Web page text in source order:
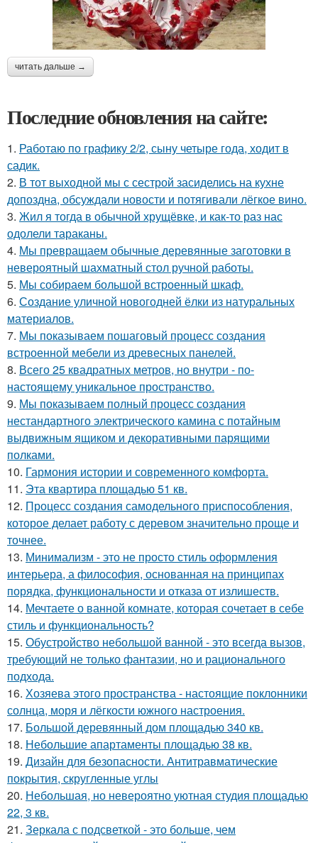
читать дальше →
Последние обновления на сайте:
1. Работаю по графику 2/2, сыну четыре года, ходит в
садик.
2. В тот выходной мы с сестрой засиделись на кухне
допоздна, обсуждали новости и потягивали лёгкое вино.
3. Жил я тогда в обычной хрущёвке, и как-то раз нас
одолели тараканы.
4. Мы превращаем обычные деревянные заготовки в
невероятный шахматный стол ручной работы.
5. Мы собираем большой встроенный шкаф.
6. Создание уличной новогодней ёлки из натуральных
материалов.
7. Мы показываем пошаговый процесс создания
встроенной мебели из древесных панелей.
8. Всего 25 квадратных метров, но внутри - по-
настоящему уникальное пространство.
9. Мы показываем полный процесс создания
нестандартного электрического камина с потайным
выдвижным ящиком и декоративными парящими
полками.
10. Гармония истории и современного комфорта.
11. Эта квартира площадью 51 кв.
12. Процесс создания самодельного приспособления,
которое делает работу с деревом значительно проще и
точнее.
13. Минимализм - это не просто стиль оформления
интерьера, а философия, основанная на принципах
порядка, функциональности и отказа от излишеств.
14. Мечтаете о ванной комнате, которая сочетает в себе
стиль и функциональность?
15. Обустройство небольшой ванной - это всегда вызов,
требующий не только фантазии, но и рационального
подхода.
16. Хозяева этого пространства - настоящие поклонники
солнца, моря и лёгкости южного настроения.
17. Большой деревянный дом площадью 340 кв.
18. Небольшие апартаменты площадью 38 кв.
19. Дизайн для безопасности. Антитравматические
покрытия, скругленные углы
20. Небольшая, но невероятно уютная студия площадью
22, 3 кв.
21. Зеркала с подсветкой - это больше, чем